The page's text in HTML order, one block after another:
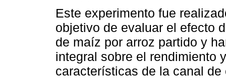
Este experimento fue
objetivo de evaluar el efecto
de maíz por arroz partido y
integral sobre el rendimiento
características de la canal